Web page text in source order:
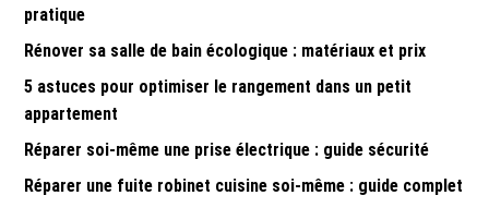
pratique
Rénover sa salle de bain écologique : matériaux et prix
5 astuces pour optimiser le rangement dans un petit
appartement
Réparer soi-même une prise électrique : guide sécurité
Réparer une fuite robinet cuisine soi-même : guide complet